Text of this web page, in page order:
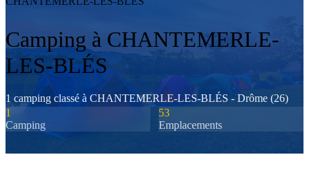
Camping à CHANTEMERLE-
LES-BLÉS
1 camping classé à CHANTEMERLE-LES-BLÉS - Drôme (26)
1
Camping
53
Emplacements